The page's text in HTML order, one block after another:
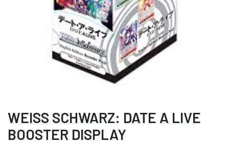
WEISS SCHWARZ: DATE A LIVE
BOOSTER DISPLAY